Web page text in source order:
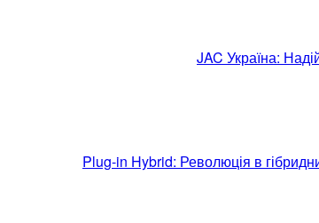
JAC Україна:
Plug-in Hybrid: Революція в